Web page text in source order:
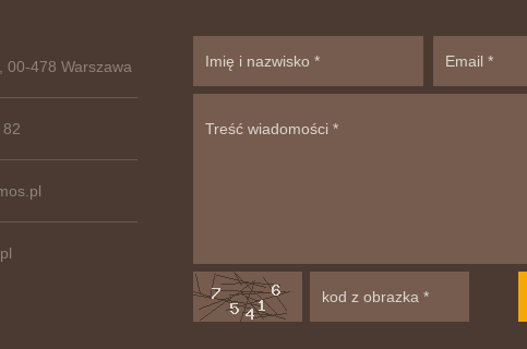
00-478 Warszawa